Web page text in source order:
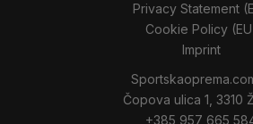
Privacy Statement
Cookie Policy
Imprint
Čopova ulica 1, 3310
+385 957 665